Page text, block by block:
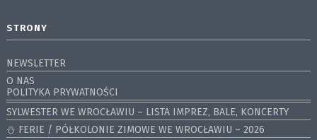
STRONY
NEWSLETTER
O NAS
POLITYKA PRYWATNOŚCI
SYLWESTER WE WROCŁAWIU – LISTA IMPREZ, BALE, KONCERTY
⛄️ FERIE / PÓŁKOLONIE ZIMOWE WE WROCŁAWIU – 2026